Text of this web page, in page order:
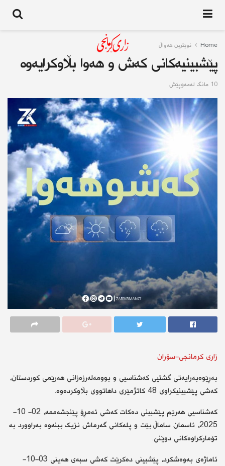
Home نوێترین هەواڵ
پێشبینیەكانی كەش و هەوا بڵاوكرایەوە
10 مانگ له‌مه‌وپێش
زاری كرمانجی-سۆران
بەڕێوەبەرایەتی گشتیی کەشناسیی و بوومەلەرزەزانی هەرێمی کوردستان،
کەشی پێشبینیکراوی 48 کاتژمێری داهاتووی بڵاوکردەوە.
کەشناسیی هەرێم پێشبینی دەکات کەشی ئەمڕۆ پێنجشەممە، 02- 10-
2025، ئاسمان ساماڵ بێت و پلەکانی گەرماش نزیک ببنەوە بەراوورد بە
تۆمارکراوەکانی دوێنێ.
ئاماژەی بەوەشکرد، پێشبینی دەکرێت کەشی سبەی هەینی 03-10-